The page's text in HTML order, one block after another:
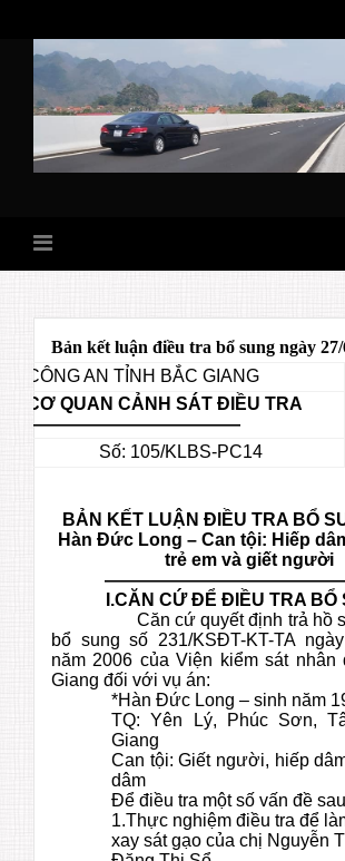
content
Bản kết luận điều tra bổ sung ngày 27/
CÔNG AN TỈNH BẮC GIANG
CƠ QUAN CẢNH SÁT ĐIỀU TRA
————————————
Số: 105/KLBS-PC14
BẢN KẾT LUẬN ĐIỀU TRA BỔ
Hàn Đức Long – Can tội: Hiếp
trẻ em và giết người
I.CĂN CỨ ĐỂ ĐIỀU TRA BỔ
Căn cứ quyết định trả hồ sơ
bổ sung số 231/KSĐT-KT-TA
năm 2006 của Viện kiểm sát nhân
Giang đối với vụ án:
*Hàn Đức Long – sinh năm
TQ: Yên Lý, Phúc Sơn,
Giang
Can tội: Giết người, hiếp
dâm
Để điều tra một số vấn đề
1.Thực nghiệm điều tra để
xay sát gạo của chị Nguyễn